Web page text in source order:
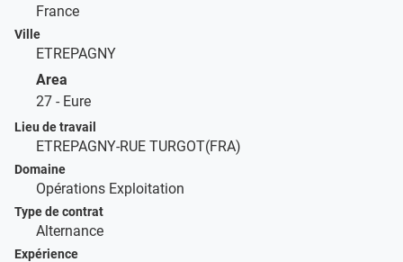
France
Ville
ETREPAGNY
Area
27 - Eure
Lieu de travail
ETREPAGNY-RUE TURGOT(FRA)
Domaine
Opérations Exploitation
Type de contrat
Alternance
Expérience